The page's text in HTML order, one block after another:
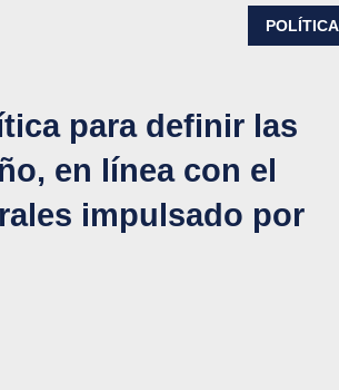
POLÍTICA
para definir las
en línea con el
impulsado por